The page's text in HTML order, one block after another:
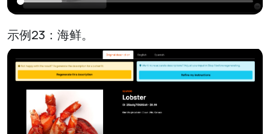
示例23：海鲜。